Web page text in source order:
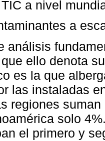
a nivel
a
análisis
ello denota
es la que
las instaladas
regiones
solo
el primero y